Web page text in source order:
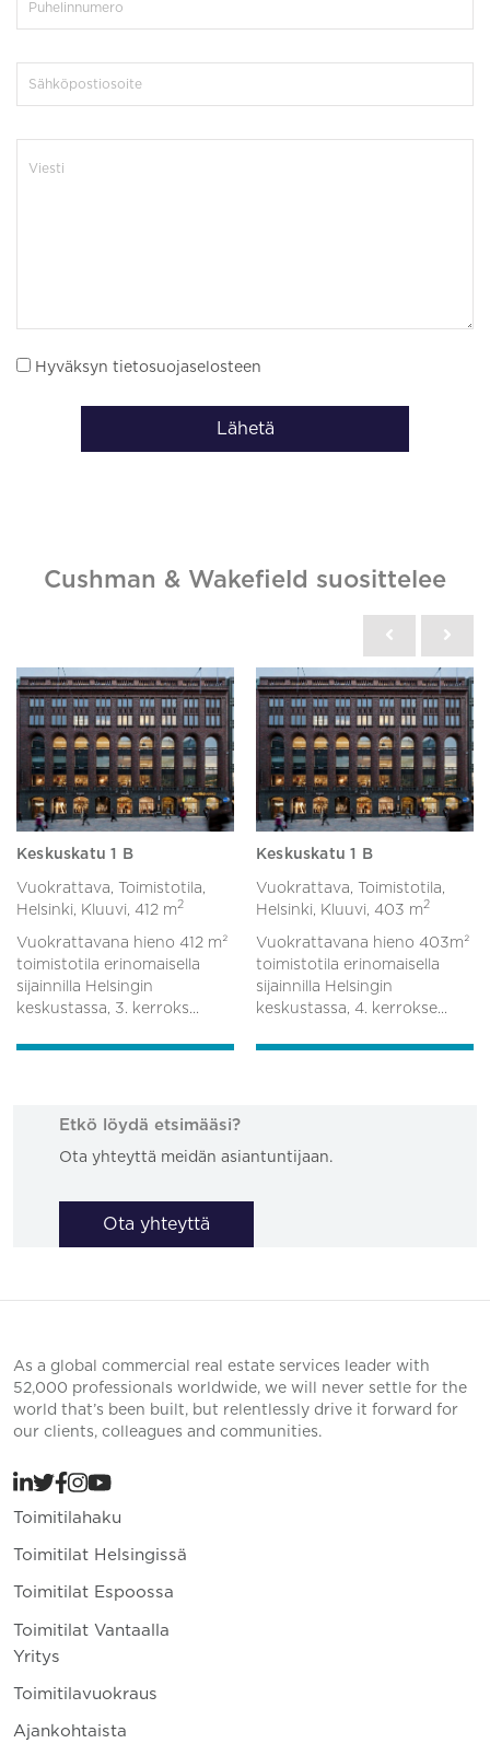
Hyväksyn tietosuojaselosteen
Lähetä
Cushman & Wakefield suosittelee
Keskuskatu 1 B
Vuokrattava, Toimistotila,
Helsinki, Kluuvi, 412 m2
Vuokrattavana hieno 412 m²
toimistotila erinomaisella
sijainnilla Helsingin
keskustassa, 3. kerroks...
Keskuskatu 1 B
Vuokrattava, Toimistotila,
Helsinki, Kluuvi, 403 m2
Vuokrattavana hieno 403m²
toimistotila erinomaisella
sijainnilla Helsingin
keskustassa, 4. kerrokse...
Etkö löydä etsimääsi?
Ota yhteyttä meidän asiantuntijaan.
Ota yhteyttä
As a global commercial real estate services leader with
52,000 professionals worldwide, we will never settle for the
world that’s been built, but relentlessly drive it forward for
our clients, colleagues and communities.
Toimitilahaku
Toimitilat Helsingissä
Toimitilat Espoossa
Toimitilat Vantaalla
Yritys
Toimitilavuokraus
Ajankohtaista